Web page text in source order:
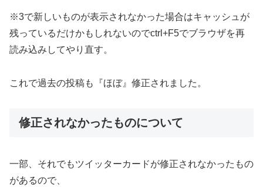
※3で新しいものが表示されなかった場合はキャッシュが
残っているだけかもしれないのでctrl+F5でブラウザを再
読み込みしてやり直す。
これで過去の投稿も『ほぼ』修正されました。
修正されなかったものについて
一部、それでもツイッターカードが修正されなかったもの
があるので、